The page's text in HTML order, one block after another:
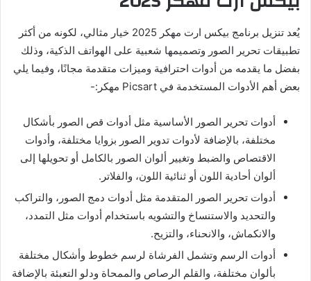
يُعد تنزيل برنامج بيكس ارت مهكر 2025
خيار مثالي، لكونه من أكثر
تطبيقات تحرير الصور وتصميمها شعبية على الهواتف الذكية، وذلك
بفضل ما يقدمه من أدوات احترافية وميزات متقدمة مجانًا، وفيما يلي
بعض أهم الأدوات المستخدمة في Picsart مهكر:-
أدوات تحرير الصور الأساسية مثل أدوات قص الصور بأشكال
مختلفة، بالإضافة لأدوات تدوير الصور بزوايا مختلفة، وأدوات
الاقتصاص والضبط وتغيير ألوان الصور بالكامل أو تحويلها إلى
ألوان أحادية اللون أو ثنائية اللون، والفلاتر.
أدوات تحرير الصور المتقدمة مثل أدوات دمج الصور، والتراكب
والتحديد والاستنساخ والتشويه باستخدام أدوات مثل التمدد،
والانكماش، والانحناء، والتزيح.
أدوات الرسم وتشمل الفرشاة لرسم خطوط وأشكال مختلفة
بألوان مختلفة، والقلم الرصاص والممحاة ودلو التعبئة بالإضافة